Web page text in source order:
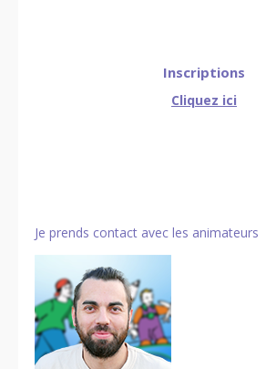
Inscriptions
Cliquez ici
Je prends contact avec les animateurs